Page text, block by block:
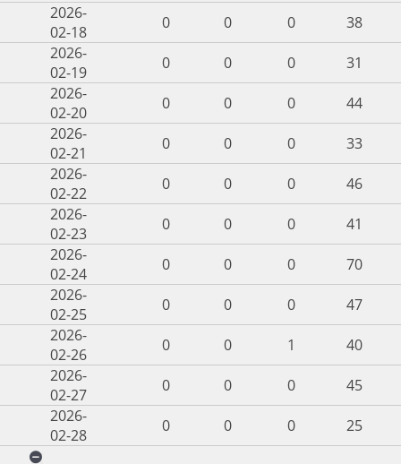
2026-
02-18
0 0 0
38
2026-
02-19
0 0 0
31
2026-
02-20
0 0 0
44
2026-
02-21
0 0 0
33
2026-
02-22
0 0 0
46
2026-
02-23
0 0 0
41
2026-
02-24
0 0 0
70
2026-
02-25
0 0 0
47
2026-
02-26
0 0 1
40
2026-
02-27
0 0 0
45
2026-
02-28
0 0 0 25